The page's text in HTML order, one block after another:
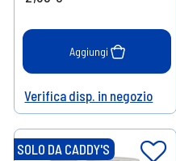
Aggiungi
Help
Verifica disp. in negozio
SOLO DA CADDY'S